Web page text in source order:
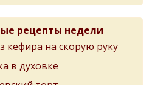
рецепты недели
кефира на скорую руку
в духовке